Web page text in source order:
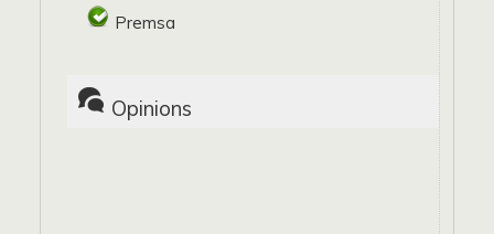
Premsa
Opinions